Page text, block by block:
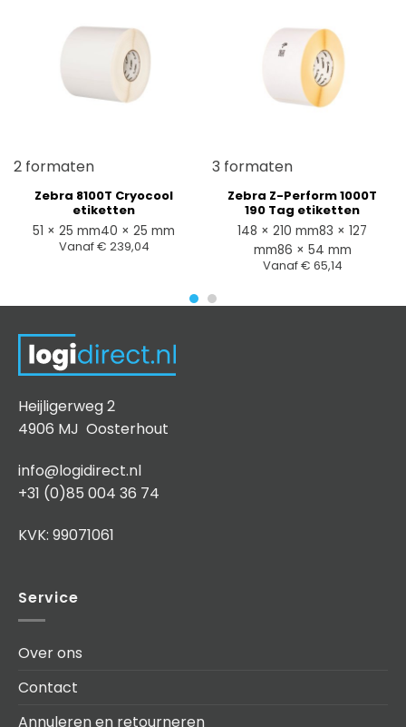
2 formaten
Zebra 8100T Cryocool
etiketten
51 × 25 mm40 × 25 mm
Vanaf€ 239,04
3 formaten
Zebra Z-Perform 1000T
190 Tag etiketten
148 × 210 mm83 × 127
mm86 × 54 mm
Vanaf€ 65,14
Heijligerweg 2
4906 MJ Oosterhout
info@logidirect.nl
+31 (0)85 004 36 74
KVK: 99071061
Service
Over ons
Contact
Annuleren en retourneren